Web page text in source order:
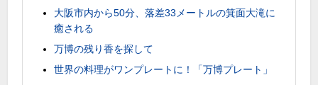
大阪市内から50分、落差33メートルの箕面大滝に
癒される
万博の残り香を探して
世界の料理がワンプレートに！「万博プレート」